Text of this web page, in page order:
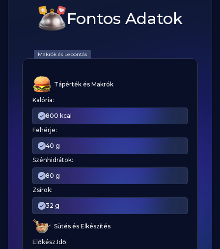
Fontos Adatok
Makrók és Lebontás
Tápérték és Makrók
Kalória:
800 kcal
Fehérje:
40 g
Szénhidrátok:
80 g
Zsírok:
32 g
Sütés és Elkészítés
Előkész.Idő: